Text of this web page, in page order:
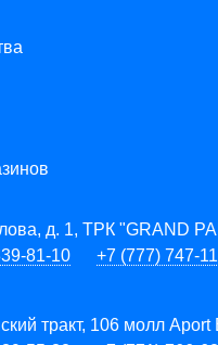
д. 1, ТРК "GRAND
81-10
+7 (777) 747-
тракт, 106 молл Aport